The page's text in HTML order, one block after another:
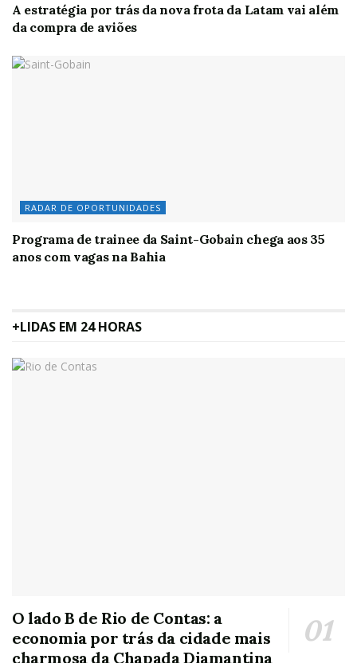
A estratégia por trás da nova frota da Latam vai além
da compra de aviões
RADAR DE OPORTUNIDADES
Programa de trainee da Saint-Gobain chega aos 35
anos com vagas na Bahia
+LIDAS EM 24 HORAS
O lado B de Rio de Contas: a
economia por trás da cidade mais
charmosa da Chapada Diamantina